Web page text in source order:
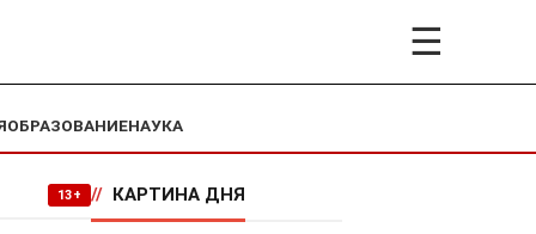
☰
ОБРАЗОВАНИЕНАУКА
13+ // КАРТИНА ДНЯ